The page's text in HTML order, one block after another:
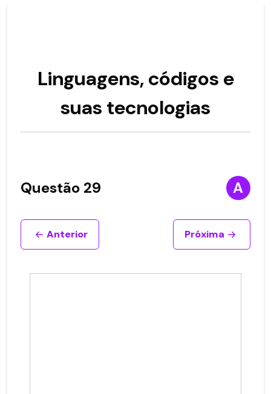
Linguagens, códigos e
suas tecnologias
Questão 29 A
Anterior Próxima